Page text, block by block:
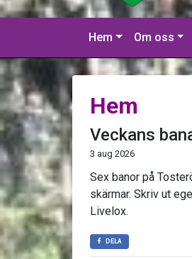
Hem Om oss
Hem
Veckans
3 aug 2026
Sex banor på
skärmar. Skriv ut
Livelox.
DELA